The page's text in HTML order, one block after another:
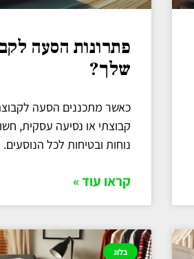
פתרונות הסעה
שלך?
כאשר מתכננים הסעה
קבוצתי או נסיעה עסקית,
נוחות ובטיחות לכל הנוסעים.
קראו עוד »
בלוג